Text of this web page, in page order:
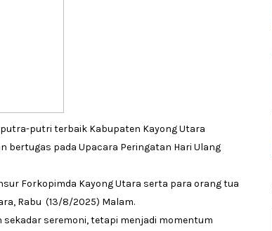
putri terbaik Kabupaten Kayong Utara
bertugas pada Upacara Peringatan Hari Ulang
Forkopimda Kayong Utara serta para orang tua
Rabu (13/8/2025) Malam.
seremoni, tetapi menjadi momentum